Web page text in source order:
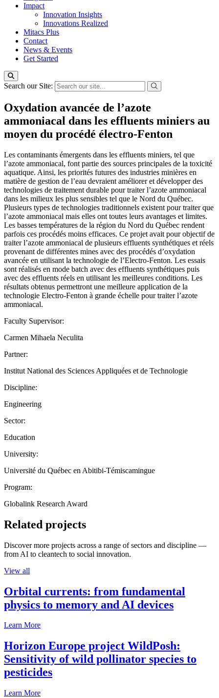
Impact
Innovation Insights
Innovations Realized
Mitacs Plus
Contact
News & Events
Get Started
Search our Site:
Oxydation avancée de l’azote
ammoniacal dans les effluents miniers au
moyen du procédé électro-Fenton
Les contaminants émergents dans les effluents miniers, tel que
l’azote ammoniacal, font partie des sources principales de la toxicité
aquatique. Ainsi, les priorités futures des industries minières en
matière de gestion de l’eau devraient améliorer et développer des
technologies de traitement durable pour traiter l’azote ammoniacal
dans les milieux les plus sensibles tel que le Nord du Québec.
Plusieurs types de technologies traditionnels existent pour traiter que
l’azote ammoniacal mais elles ont toutes leurs avantages et limites.
Les basses températures de la région du Nord du Québec rendent
parfois ces procédés moins efficaces. Ce projet avait pour objectif de
traiter l’azote ammoniacal de plusieurs effluents synthétiques et réels
provenant de différentes mines avec des procédés d’oxydation
avancée en utilisant la technologie de l’Electro-Fenton. Les essais
sont réalisés en mode batch avec des effluents synthétiques puis
avec des effluents réels en utilisant les meilleures conditions. Les
résultats obtenus permettront une meilleure application de la
technologie Electro-Fenton à grande échelle pour traiter l’azote
ammoniacal.
Faculty Supervisor:
Carmen Mihaela Neculita
Partner:
Institut National des Sciences Appliquées et de Technologie
Discipline:
Engineering
Sector:
Education
University:
Université du Québec en Abitibi-Témiscamingue
Program:
Globalink Research Award
Related projects
Discover more projects across a range of sectors and discipline —
from AI to cleantech to social innovation.
View all
Orbital currents: from fundamental
physics to memory and AI devices
Learn More
Horizon Europe project WildPosh:
Sensitivity of wild pollinator species to
pesticides
Learn More